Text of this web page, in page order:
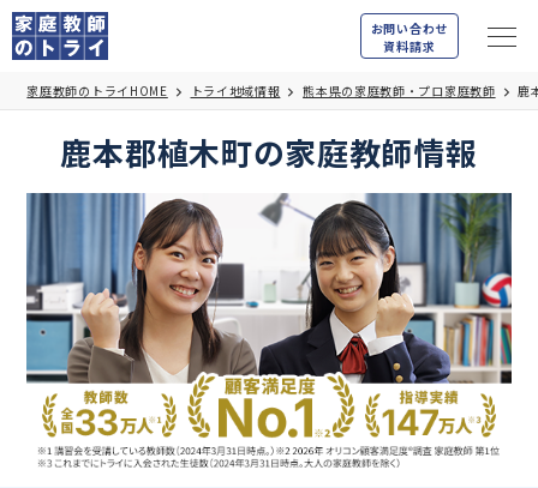
お問い合わせ
資料請求
家庭教師のトライHOME トライ地域情報 熊本県の家庭教師・プロ家庭教師 鹿
鹿本郡植木町の家庭教師情報